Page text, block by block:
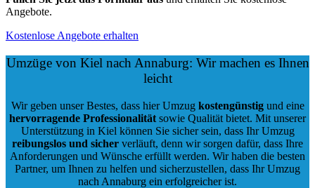
Angebote.
Kostenlose Angebote erhalten
Umzüge von Kiel nach Annaburg: Wir machen es Ihnen
leicht
Wir geben unser Bestes, dass hier Umzug kostengünstigund eine
hervorragende Professionalität sowie Qualität bietet. Mit unserer
Unterstützung in Kiel können Sie sicher sein, dass Ihr Umzug
reibungslos und sicher verläuft, denn wir sorgen dafür, dass Ihre
Anforderungen und Wünsche erfüllt werden. Wir haben die besten
Partner, um Ihnen zu helfen und sicherzustellen, dass Ihr Umzug
nach Annaburg ein erfolgreicher ist.